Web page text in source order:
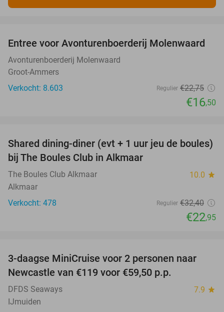
27%
Entree voor Avonturenboerderij Molenwaard
Avonturenboerderij Molenwaard
Groot-Ammers
Verkocht: 8.603
Regulier €22,75
€16,50
29%
Shared dining-diner (evt + 1 uur jeu de boules)
bij The Boules Club in Alkmaar
The Boules Club Alkmaar 10.0 star
Alkmaar
Verkocht: 478
Regulier €32,40
€22,95
50%
3-daagse MiniCruise voor 2 personen naar
Newcastle van €119 voor €59,50 p.p.
DFDS Seaways 7.9 star
IJmuiden